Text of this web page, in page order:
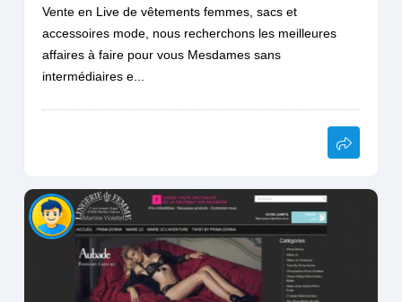
Vente en Live de vêtements femmes, sacs et
accessoires mode, nous recherchons les meilleures
affaires à faire pour vous Mesdames sans
intermédiaires e...